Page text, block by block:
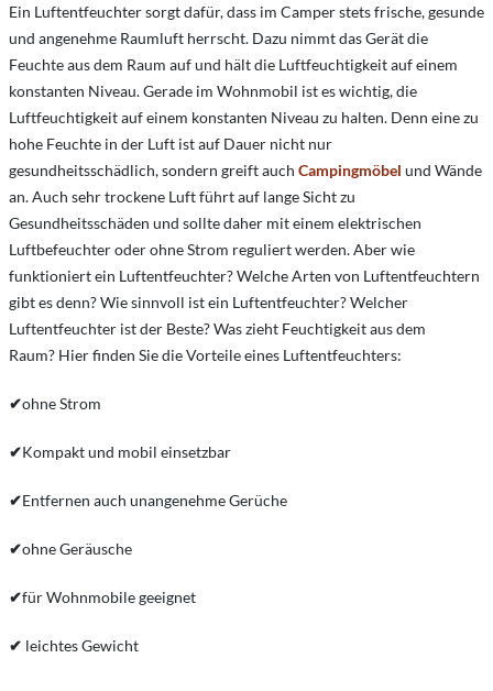
Ein Luftentfeuchter sorgt dafür, dass im Camper stets frische, gesunde
und angenehme Raumluft herrscht. Dazu nimmt das Gerät die
Feuchte aus dem Raum auf und hält die Luftfeuchtigkeit auf einem
konstanten Niveau. Gerade im Wohnmobil ist es wichtig, die
Luftfeuchtigkeit auf einem konstanten Niveau zu halten. Denn eine zu
hohe Feuchte in der Luft ist auf Dauer nicht nur
gesundheitsschädlich, sondern greift auch Campingmöbel und Wände
an. Auch sehr trockene Luft führt auf lange Sicht zu
Gesundheitsschäden und sollte daher mit einem elektrischen
Luftbefeuchter oder ohne Strom reguliert werden. Aber wie
funktioniert ein Luftentfeuchter? Welche Arten von Luftentfeuchtern
gibt es denn? Wie sinnvoll ist ein Luftentfeuchter? Welcher
Luftentfeuchter ist der Beste? Was zieht Feuchtigkeit aus dem
Raum? Hier finden Sie die Vorteile eines Luftentfeuchters:
✔ohne Strom
✔Kompakt und mobil einsetzbar
✔Entfernen auch unangenehme Gerüche
✔ohne Geräusche
✔für Wohnmobile geeignet
✔ leichtes Gewicht